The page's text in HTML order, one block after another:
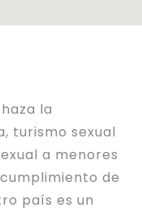
la
turismo sexual
a menores
de
país es un